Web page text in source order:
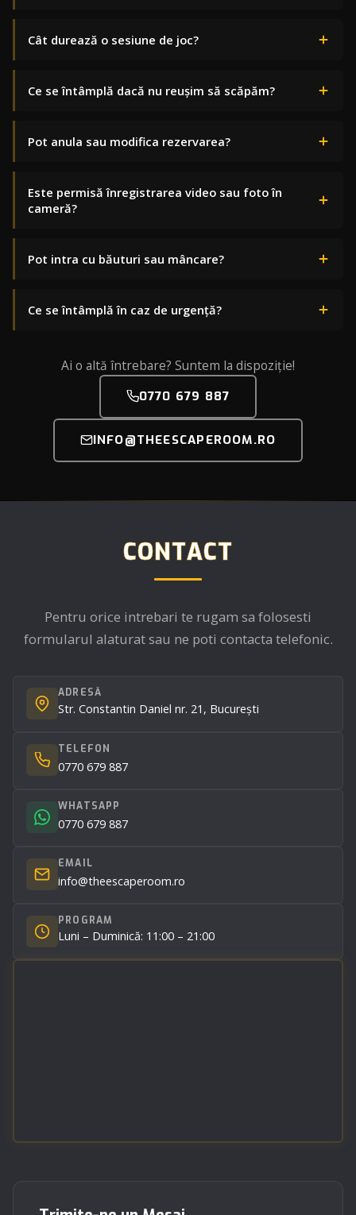
Cât durează o sesiune de joc?
Ce se întâmplă dacă nu reușim să scăpăm?
Pot anula sau modifica rezervarea?
Este permisă înregistrarea video sau foto în
cameră?
Pot intra cu băuturi sau mâncare?
Ce se întâmplă în caz de urgență?
Ai o altă întrebare? Suntem la dispoziție!
0770 679 887
INFO@THEESCAPEROOM.RO
CONTACT
Pentru orice intrebari te rugam sa folosesti
formularul alaturat sau ne poti contacta telefonic.
ADRESĂ
Str. Constantin Daniel nr. 21, București
TELEFON
0770 679 887
WHATSAPP
0770 679 887
EMAIL
info@theescaperoom.ro
PROGRAM
Luni – Duminică: 11:00 – 21:00